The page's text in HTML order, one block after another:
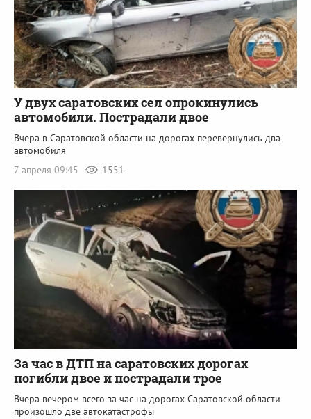
У двух саратовских сел опрокинулись
автомобили. Пострадали двое
Вчера в Саратовской области на дорогах перевернулись два
автомобиля
7 апреля 09:45
1551
За час в ДТП на саратовских дорогах
погибли двое и пострадали трое
Вчера вечером всего за час на дорогах Саратовской области
произошло две автокатастрофы